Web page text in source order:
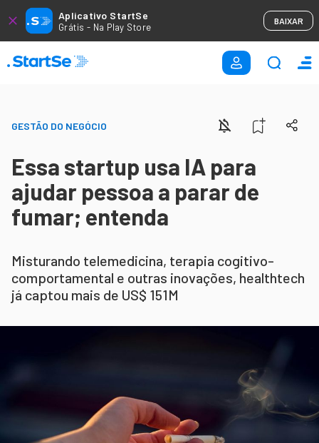
Aplicativo StartSe
Grátis - Na Play Store
BAIXAR
GESTÃO DO NEGÓCIO
Essa startup usa IA para
ajudar pessoa a parar de
fumar; entenda
Misturando telemedicina, terapia cogitivo-
comportamental e outras inovações, healthtech
já captou mais de US$ 151M